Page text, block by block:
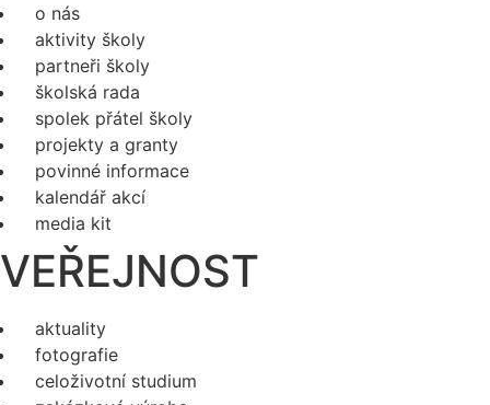
o nás
aktivity školy
partneři školy
školská rada
spolek přátel školy
projekty a granty
povinné informace
kalendář akcí
media kit
VEŘEJNOST
aktuality
fotografie
celoživotní studium